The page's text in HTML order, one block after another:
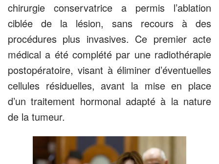
chirurgie conservatrice a permis l’ablation
ciblée de la lésion, sans recours à des
procédures plus invasives. Ce premier acte
médical a été complété par une radiothérapie
postopératoire, visant à éliminer d’éventuelles
cellules résiduelles, avant la mise en place
d’un traitement hormonal adapté à la nature
de la tumeur.